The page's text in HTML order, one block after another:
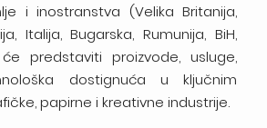
i inostranstva (Velika Britanija,
Italija, Bugarska, Rumunija, BiH,
predstaviti proizvode, usluge,
dostignuća u ključnim
papirne i kreativne industrije.